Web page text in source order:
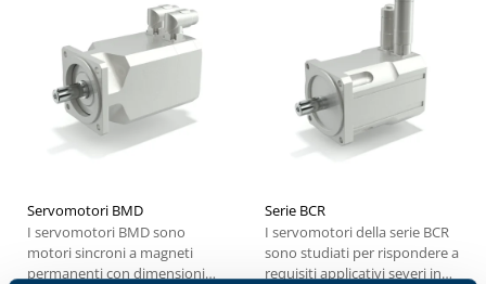
Servomotori BMD
I servomotori BMD sono
motori sincroni a magneti
permanenti con dimensioni
Serie BCR
I servomotori della serie BCR
sono studiati per rispondere a
requisiti applicativi severi in